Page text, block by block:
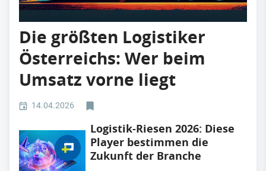
Die größten Logistiker
Österreichs: Wer beim
Umsatz vorne liegt
14.04.2026
Logistik-Riesen 2026: Diese
Player bestimmen die
Zukunft der Branche